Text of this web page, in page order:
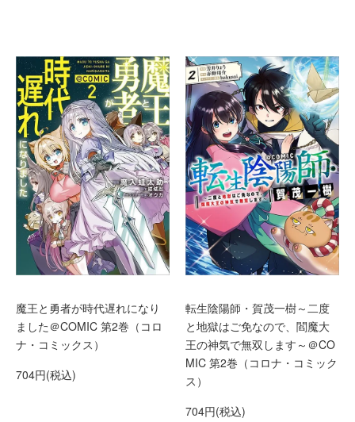
魔王と勇者が時代遅れになり
ました＠COMIC 第2巻（コロ
ナ・コミックス）
704円(税込)
転生陰陽師・賀茂一樹～二度
と地獄はご免なので、閻魔大
王の神気で無双します～＠CO
MIC 第2巻（コロナ・コミック
ス）
704円(税込)